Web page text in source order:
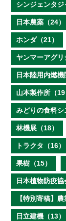
シンジェンタジ
日本農薬（24）
ホンダ（21）
ヤンマーアグリ
日本陸用内燃機
山本製作所（19
みどりの食料シ
林機展（18）
トラクタ（16）
果樹（15）
日本植物防疫協
【特別寄稿】
日立建機（13）